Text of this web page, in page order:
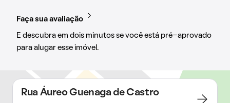
Faça sua avaliação
E descubra em dois minutos se você está pré-aprovado
para alugar esse imóvel.
Rua Áureo Guenaga de Castro